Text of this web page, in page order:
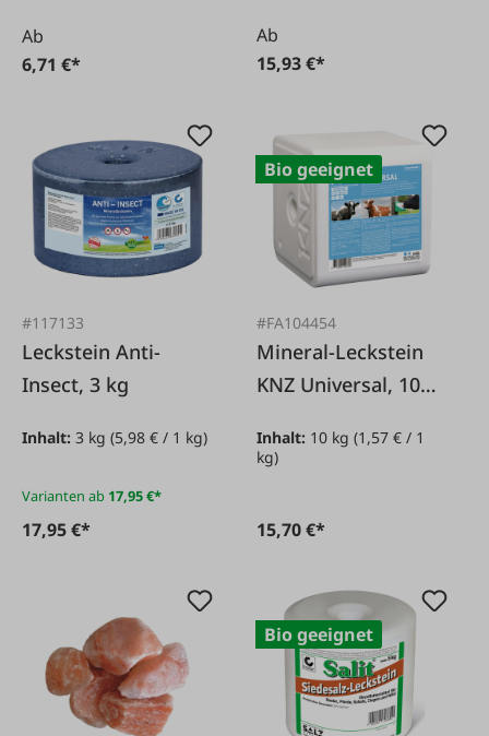
Ab
6,71 €*
Ab
15,93 €*
#117133
Leckstein Anti-
Insect, 3 kg
Inhalt: 3 kg (5,98 € / 1 kg)
Varianten ab 17,95 €*
17,95 €*
Bio geeignet
#FA104454
Mineral-Leckstein
KNZ Universal, 10
Inhalt: 10 kg(1,57 € / 1
kg)
15,70 €*
Bio geeignet